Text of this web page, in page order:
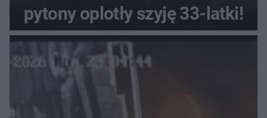
pytony oplotły szyję 33-latki!